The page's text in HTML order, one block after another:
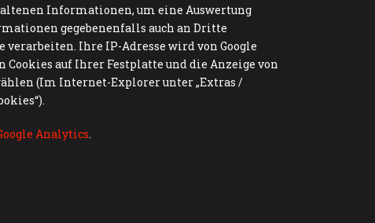
Informationen, um eine Auswertung
gegebenenfalls auch an Dritte
Ihre IP-Adresse wird von Google
auf Ihrer Festplatte und die Anzeige von
(Im Internet-Explorer unter „Extras /
Analytics.